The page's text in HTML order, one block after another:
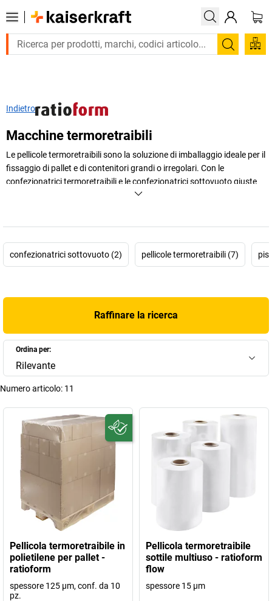
Trova
Indietro
Macchine termoretraibili
Le pellicole termoretraibili sono la soluzione di imballaggio ideale per il
fissaggio di pallet e di contenitori grandi o irregolari. Con le
confezionatrici termoretraibili e le confezionatrici sottovuoto giuste
puoi andare sul sicuro. Nel nostro assortimento trovi anche le
confezionatrici sottovuoto (2) pellicole termoretraibili (7)
Raffinare la ricerca
Ordina per:
Rilevante
Numero articolo: 11
Pellicola termoretraibile in
polietilene per pallet -
ratioform
spessore 125 µm, conf. da 10
pz.
Pellicola termoretraibile
sottile multiuso - ratioform
flow
spessore 15 µm